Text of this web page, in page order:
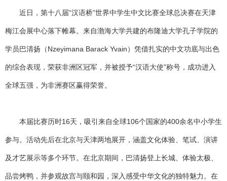
近日，第十八届“汉语桥”世界中学生中文比赛全球总决赛在天津
梅江会展中心落下帷幕。来自渤海大学共建的布隆迪大学孔子学院的
学员巴清扬（Nzeyimana Barack Yvain）凭借扎实的中文功底与出色
的综合表现，荣获非洲区冠军，并被授予“汉语大使”称号，成功进入
全球五强，为非洲赛区赢得荣誉。
本届比赛历时16天，吸引来自全球106个国家的400余名中小学生
参与。活动先后在北京与天津两地展开，涵盖文化体验、笔试、演讲
及才艺展示等多个环节。在北京期间，巴清扬登上长城、体验太极、
品尝烤鸭，并参观故宫与颐和园，深入感受中华文化的独特魅力。在